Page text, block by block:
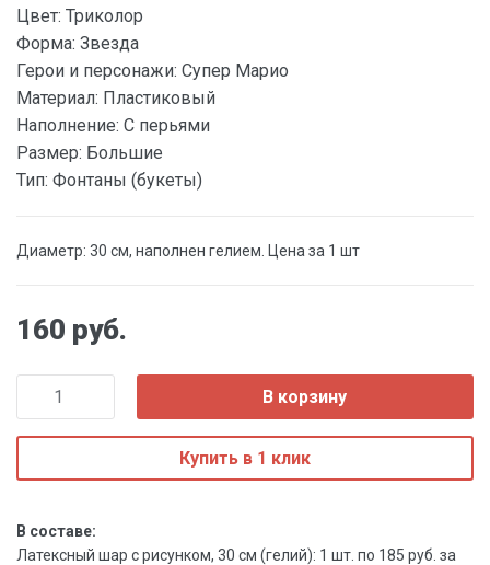
Цвет: Триколор
Форма: Звезда
Герои и персонажи: Супер Марио
Материал: Пластиковый
Наполнение: С перьями
Размер: Большие
Тип: Фонтаны (букеты)
Диаметр: 30 см, наполнен гелием. Цена за 1 шт
160 руб.
В корзину
Купить в 1 клик
В составе:
Латексный шар с рисунком, 30 см (гелий): 1 шт. по 185 руб. за